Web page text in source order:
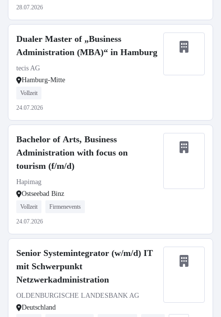
28.07.2026
Dualer Master of „Business
Administration (MBA)“ in Hamburg
tecis AG
Hamburg-Mitte
Vollzeit
24.07.2026
Bachelor of Arts, Business
Administration with focus on
tourism (f/m/d)
Hapimag
Ostseebad Binz
Vollzeit Firmenevents
24.07.2026
Senior Systemintegrator (w/m/d) IT
mit Schwerpunkt
Netzwerkadministration
OLDENBURGISCHE LANDESBANK AG
Deutschland